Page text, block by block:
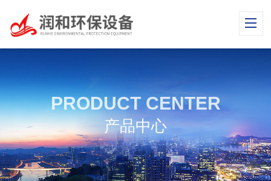
PRODUCT CENTER
产品中心